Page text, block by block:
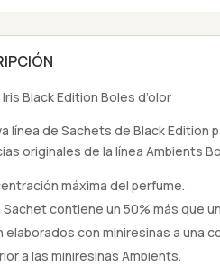
Black Edition Boles d’olor
línea de Sachets de Black Edition
originales de la línea Ambients
máxima del perfume.
Sachet contiene un 50% más que
elaborados con miniresinas a una
a las miniresinas Ambients.